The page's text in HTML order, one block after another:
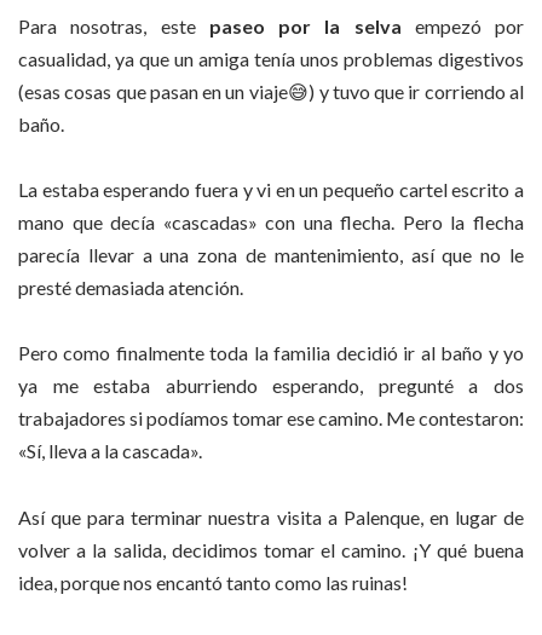
Para nosotras, este paseo por la selva empezó por
casualidad, ya que un amiga tenía unos problemas digestivos
(esas cosas que pasan en un viaje😅) y tuvo que ir corriendo al
baño.
La estaba esperando fuera y vi en un pequeño cartel escrito a
mano que decía «cascadas» con una flecha. Pero la flecha
parecía llevar a una zona de mantenimiento, así que no le
presté demasiada atención.
Pero como finalmente toda la familia decidió ir al baño y yo
ya me estaba aburriendo esperando, pregunté a dos
trabajadores si podíamos tomar ese camino. Me contestaron:
«Sí, lleva a la cascada».
Así que para terminar nuestra visita a Palenque, en lugar de
volver a la salida, decidimos tomar el camino. ¡Y qué buena
idea, porque nos encantó tanto como las ruinas!